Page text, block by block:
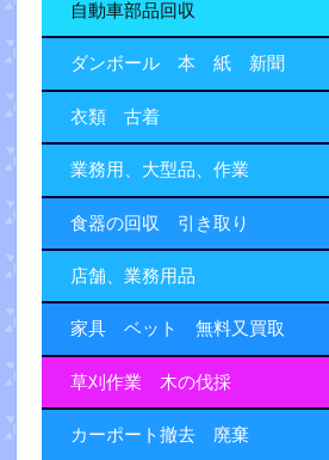
自動車部品回収
ダンボール 本 紙 新聞
衣類 古着
業務用、大型品、作業
食器の回収 引き取り
店舗、業務用品
家具 ベット 無料又買取
草刈作業 木の伐採
カーポート撤去 廃棄